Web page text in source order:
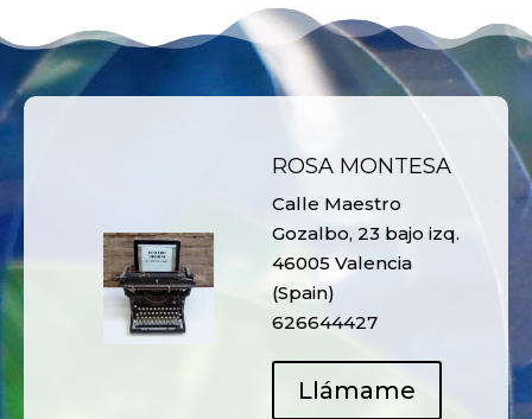
ROSA MONTESA
Calle Maestro
Gozalbo, 23 bajo izq.
46005 Valencia
(Spain)
626644427
Llámame